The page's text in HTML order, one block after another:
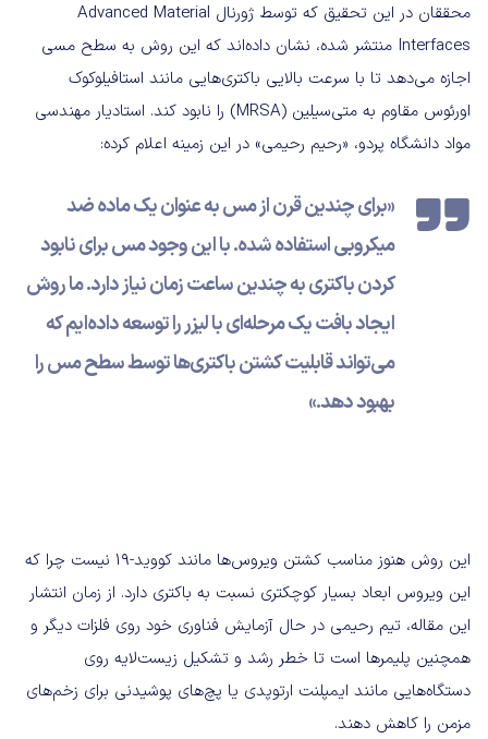
محققان در این تحقیق که توسط ژورنال Advanced Material
Interfaces منتشر شده، نشان داده‌اند که این روش به سطح مسی
اجازه می‌دهد تا با سرعت بالایی باکتری‌هایی مانند استافیلوکوک
اورئوس مقاوم به متی‌سیلین (MRSA) را نابود کند. استادیار مهندسی
مواد دانشگاه پردو، «رحیم رحیمی» در این زمینه اعلام کرده:
«برای چندین قرن از مس به عنوان یک ماده ضد
میکروبی استفاده شده. با این وجود مس برای نابود
کردن باکتری به چندین ساعت زمان نیاز دارد. ما روش
ایجاد بافت یک مرحله‌ای با لیزر را توسعه داده‌ایم که
می‌تواند قابلیت کشتن باکتری‌ها توسط سطح مس را
بهبود دهد.»
این روش هنوز مناسب کشتن ویروس‌ها مانند کووید-19 نیست چرا که
این ویروس ابعاد بسیار کوچکتری نسبت به باکتری دارد. از زمان انتشار
این مقاله، تیم رحیمی در حال آزمایش فناوری خود روی فلزات دیگر و
همچنین پلیمرها است تا خطر رشد و تشکیل زیست‌لایه روی
دستگاه‌هایی مانند ایمپلنت ارتوپدی یا پچ‌های پوشیدنی برای زخم‌های
مزمن را کاهش دهند.